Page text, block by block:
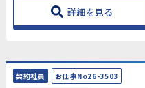
詳細を見る
契約社員 お仕事No26-3503